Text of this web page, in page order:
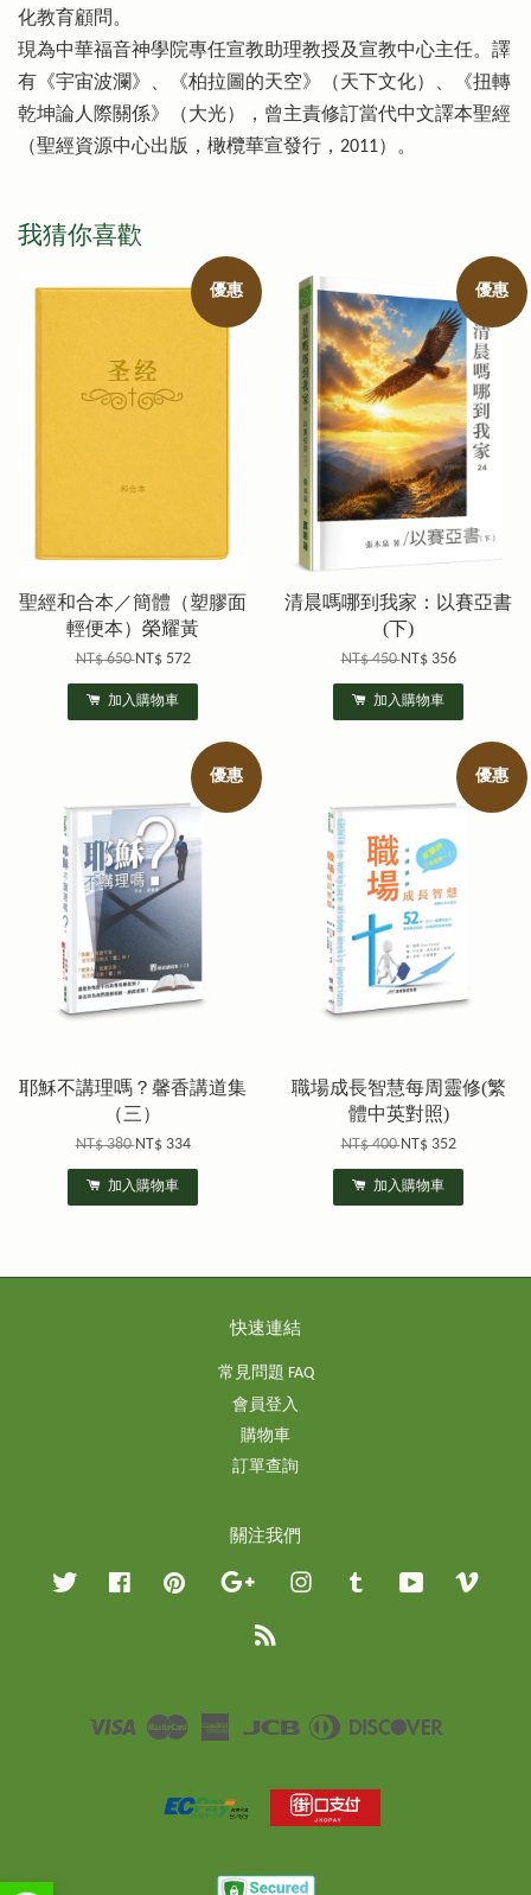
化教育顧問。
現為中華福音神學院專任宣教助理教授及宣教中心主任。譯
有《宇宙波瀾》、《柏拉圖的天空》（天下文化）、《扭轉
乾坤論人際關係》（大光），曾主責修訂當代中文譯本聖經
（聖經資源中心出版，橄欖華宣發行，2011）。
我猜你喜歡
優惠
聖經和合本／簡體（塑膠面
輕便本）榮耀黃
NT$ 650NT$ 572
加入購物車
優惠
清晨嗎哪到我家：以賽亞書
(下)
NT$ 450NT$ 356
加入購物車
優惠
耶穌不講理嗎？馨香講道集
（三）
NT$ 380NT$ 334
加入購物車
優惠
職場成長智慧每周靈修(繁
體中英對照)
NT$ 400NT$ 352
加入購物車
快速連結
常見問題 FAQ
會員登入
購物車
訂單查詢
關注我們
Twitter Facebook Pinterest Google InstagramTumblr YouTube
Visa Master
American
JCB
Diners